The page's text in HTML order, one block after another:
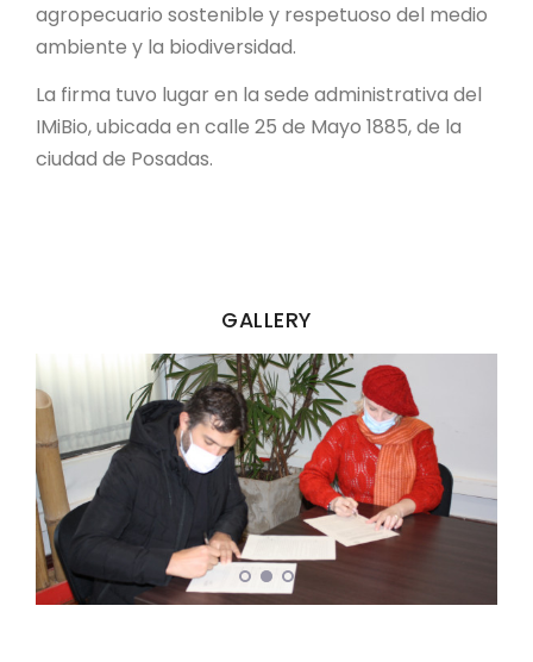
agropecuario sostenible y respetuoso del medio
ambiente y la biodiversidad.
La firma tuvo lugar en la sede administrativa del
IMiBio, ubicada en calle 25 de Mayo 1885, de la
ciudad de Posadas.
GALLERY